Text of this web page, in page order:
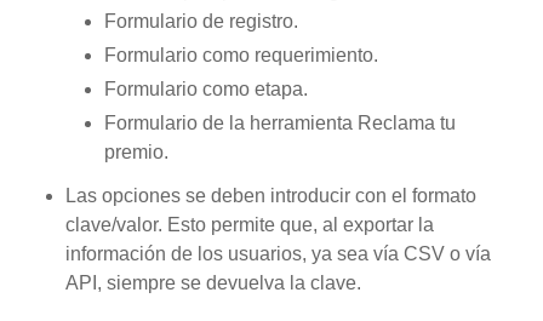
Formulario de registro.
Formulario como requerimiento.
Formulario como etapa.
Formulario de la herramienta Reclama tu
premio.
Las opciones se deben introducir con el formato
clave/valor. Esto permite que, al exportar la
información de los usuarios, ya sea vía CSV o vía
API, siempre se devuelva la clave.